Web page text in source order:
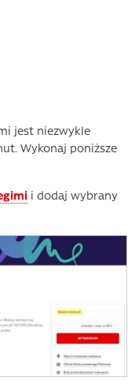
jest niezwykle
Wykonaj poniższe
i dodaj wybrany